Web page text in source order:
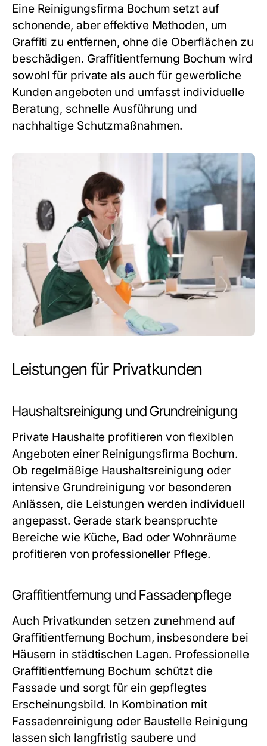
Eine Reinigungsfirma Bochum setzt auf
schonende, aber effektive Methoden, um
Graffiti zu entfernen, ohne die Oberflächen zu
beschädigen. Graffitientfernung Bochum wird
sowohl für private als auch für gewerbliche
Kunden angeboten und umfasst individuelle
Beratung, schnelle Ausführung und
nachhaltige Schutzmaßnahmen.
Leistungen für Privatkunden
Haushaltsreinigung und Grundreinigung
Private Haushalte profitieren von flexiblen
Angeboten einer Reinigungsfirma Bochum.
Ob regelmäßige Haushaltsreinigung oder
intensive Grundreinigung vor besonderen
Anlässen, die Leistungen werden individuell
angepasst. Gerade stark beanspruchte
Bereiche wie Küche, Bad oder Wohnräume
profitieren von professioneller Pflege.
Graffitientfernung und Fassadenpflege
Auch Privatkunden setzen zunehmend auf
Graffitientfernung Bochum, insbesondere bei
Häusern in städtischen Lagen. Professionelle
Graffitientfernung Bochum schützt die
Fassade und sorgt für ein gepflegtes
Erscheinungsbild. In Kombination mit
Fassadenreinigung oder Baustelle Reinigung
lassen sich langfristig saubere und